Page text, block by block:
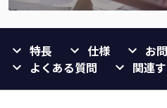
特長 仕様
お
よくある質問
関連